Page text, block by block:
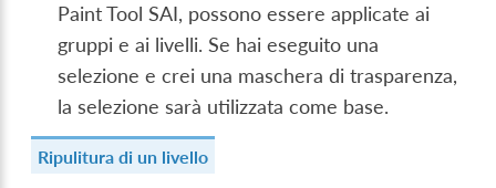
Paint Tool SAI, possono essere applicate ai
gruppi e ai livelli. Se hai eseguito una
selezione e crei una maschera di trasparenza,
la selezione sarà utilizzata come base.
Ripulitura di un livello